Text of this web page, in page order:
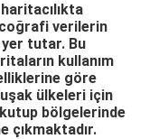
verilerin
tutar. Bu
kullanım
göre
ülkeleri için
bölgelerinde
çıkmaktadır.